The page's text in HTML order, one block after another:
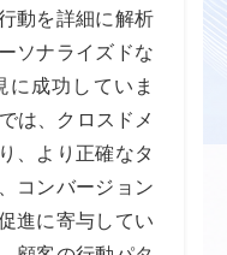
動を詳細に解析
ソナライズドな
成功していま
は、クロスドメ
、より正確なタ
コンバージョン
進に寄与してい